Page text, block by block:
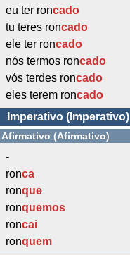
eu ter roncado
tu teres roncado
ele ter roncado
nós termos roncado
vós terdes roncado
eles terem roncado
Imperativo (Imperativo)
Afirmativo (Afirmativo)
-
ronca
ronque
ronquemos
roncai
ronquem